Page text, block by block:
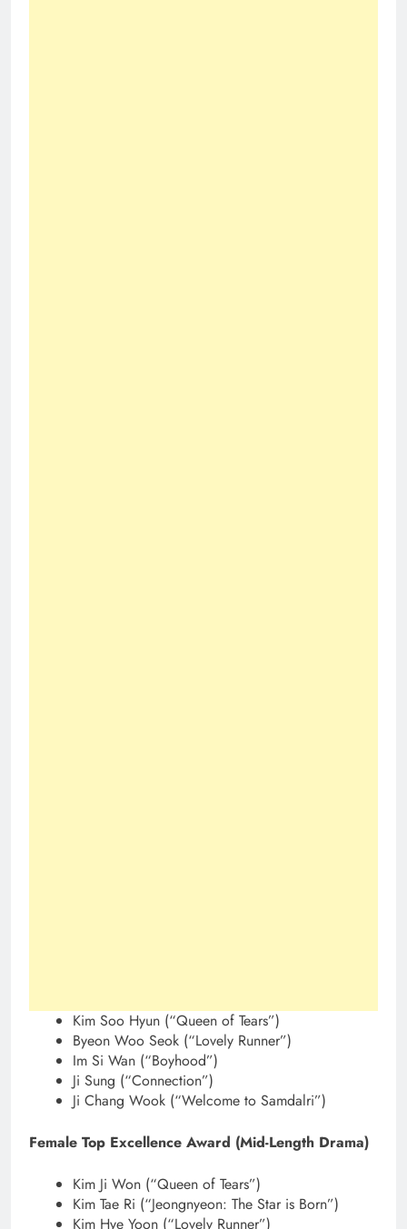
Kim Soo Hyun (“Queen of Tears”)
Byeon Woo Seok (“Lovely Runner”)
Im Si Wan (“Boyhood”)
Ji Sung (“Connection”)
Ji Chang Wook (“Welcome to Samdalri”)
Female Top Excellence Award (Mid-Length Drama)
Kim Ji Won (“Queen of Tears”)
Kim Tae Ri (“Jeongnyeon: The Star is Born”)
Kim Hye Yoon (“Lovely Runner”)